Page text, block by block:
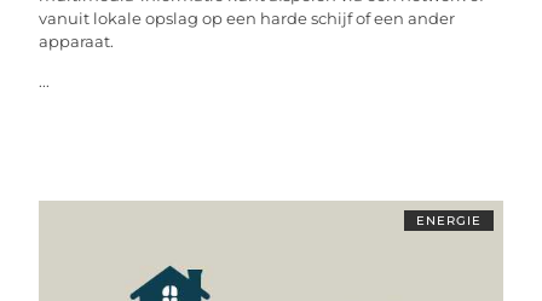
vanuit lokale opslag op een harde schijf of een ander
apparaat.
...
ENERGIE